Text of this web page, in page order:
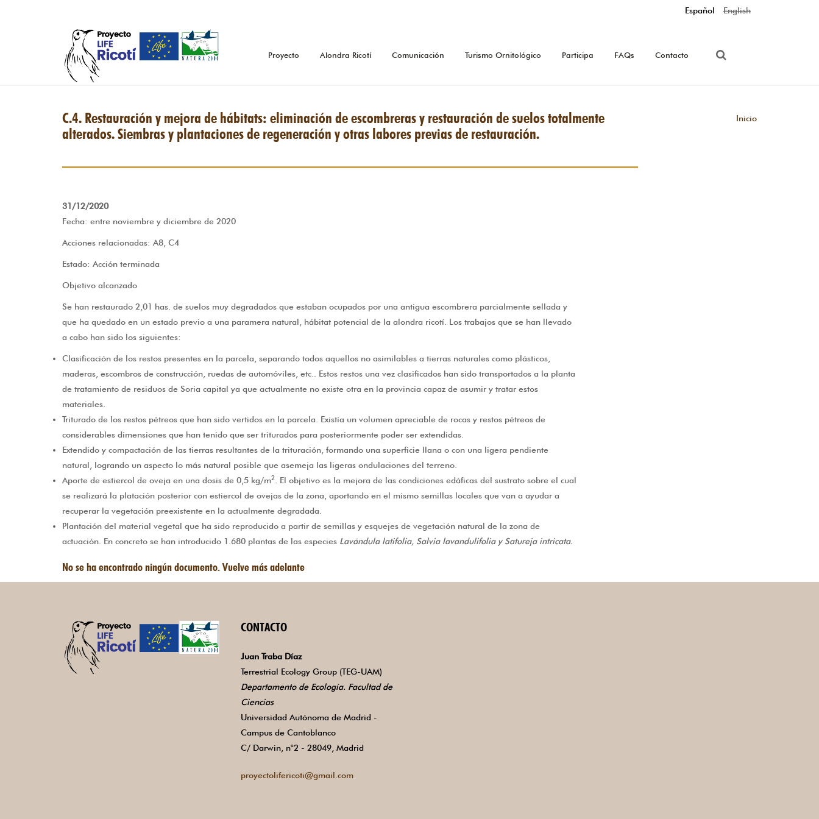
Español English
Proyecto Alondra Ricotí Comunicación Turismo Ornitológico Participa FAQs Contacto
C.4. Restauración y mejora de hábitats: eliminación de escombreras y restauración de suelos totalmente
alterados. Siembras y plantaciones de regeneración y otras labores previas de restauración.
Inicio
31/12/2020
Fecha: entre noviembre y diciembre de 2020
Acciones relacionadas: A8, C4
Estado: Acción terminada
Objetivo alcanzado
Se han restaurado 2,01 has. de suelos muy degradados que estaban ocupados por una antigua escombrera parcialmente sellada y
que ha quedado en un estado previo a una paramera natural, hábitat potencial de la alondra ricotí. Los trabajos que se han llevado
a cabo han sido los siguientes:
Clasificación de los restos presentes en la parcela, separando todos aquellos no asimilables a tierras naturales como plásticos,
maderas, escombros de construcción, ruedas de automóviles, etc.. Estos restos una vez clasificados han sido transportados a la planta
de tratamiento de residuos de Soria capital ya que actualmente no existe otra en la provincia capaz de asumir y tratar estos
materiales.
Triturado de los restos pétreos que han sido vertidos en la parcela. Existía un volumen apreciable de rocas y restos pétreos de
considerables dimensiones que han tenido que ser triturados para posteriormente poder ser extendidas.
Extendido y compactación de las tierras resultantes de la trituración, formando una superficie llana o con una ligera pendiente
natural, logrando un aspecto lo más natural posible que asemeja las ligeras ondulaciones del terreno.
Aporte de estiercol de oveja en una dosis de 0,5 kg/m2
. El objetivo es la mejora de las condiciones edáficas del sustrato sobre el cual
se realizará la platación posterior con estiercol de ovejas de la zona, aportando en el mismo semillas locales que van a ayudar a
recuperar la vegetación preexistente en la actualmente degradada.
Plantación del material vegetal que ha sido reproducido a partir de semillas y esquejes de vegetación natural de la zona de
actuación. En concreto se han introducido 1.680 plantas de las especies Lavándula latifolia, Salvia lavandulifolia y Satureja intricata.
No se ha encontrado ningún documento. Vuelve más adelante
CONTACTO
Juan Traba Díaz
Terrestrial Ecology Group (TEG-UAM)
Departamento de Ecología. Facultad de
Ciencias
Universidad Autónoma de Madrid -
Campus de Cantoblanco
C/ Darwin, n°2 - 28049, Madrid
proyectolifericoti@gmail.com